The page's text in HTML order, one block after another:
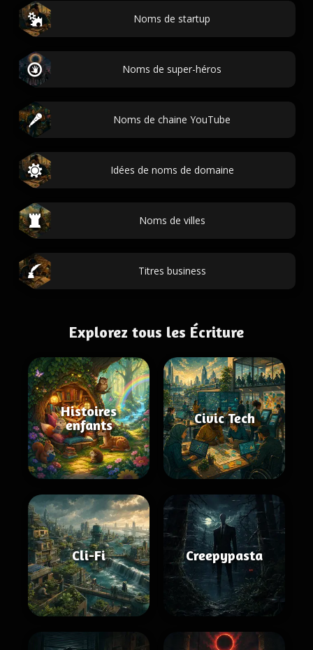
Noms de startup
Noms de super-héros
Noms de chaine YouTube
Idées de noms de domaine
Noms de villes
Titres business
Explorez tous les Écriture
Histoires
enfants
Civic Tech
Cli-Fi Creepypasta